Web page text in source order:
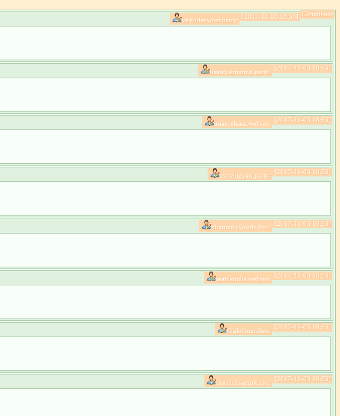
Comments:
[2017-11-03 18:53]
virginiaowner.party:
[2017-11-03 18:53]
beautyshipping.party:
[2017-11-03 18:53]
asianrelease.website:
[2017-11-03 18:53]
astrologyart.party:
[2017-11-03 18:53]
pharmacywords.date:
[2017-11-03 18:53]
seattleindia.website:
[2017-11-03 18:53]
flightfront.date:
[2017-11-03 18:53]
researchsample.site: